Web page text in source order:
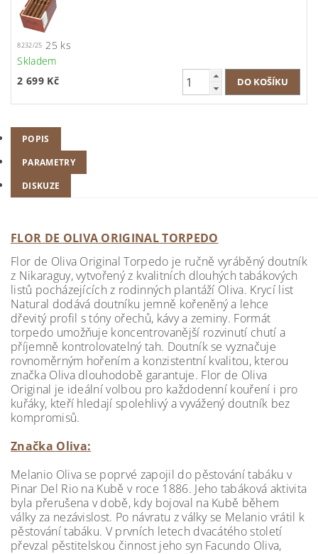
8232/25 25 ks
Skladem
2 699 Kč
POPIS
PARAMETRY
DISKUZE
FLOR DE OLIVA ORIGINAL TORPEDO
Flor de Oliva Original Torpedo je ručně vyráběný doutník
z Nikaraguy, vytvořený z kvalitních dlouhých tabákových
listů pocházejících z rodinných plantáží Oliva. Krycí list
Natural dodává doutníku jemně kořeněný a lehce
dřevitý profil s tóny ořechů, kávy a zeminy. Formát
torpedo umožňuje koncentrovanější rozvinutí chutí a
příjemně kontrolovatelný tah. Doutník se vyznačuje
rovnoměrným hořením a konzistentní kvalitou, kterou
značka Oliva dlouhodobě garantuje. Flor de Oliva
Original je ideální volbou pro každodenní kouření i pro
kuřáky, kteří hledají spolehlivý a vyvážený doutník bez
kompromisů.
Značka Oliva:
Melanio Oliva se poprvé zapojil do pěstování tabáku v
Pinar Del Rio na Kubě v roce 1886. Jeho tabáková aktivita
byla přerušena v době, kdy bojoval na Kubě během
války za nezávislost. Po návratu z války se Melanio vrátil k
pěstování tabáku. V prvních letech dvacátého století
převzal pěstitelskou činnost jeho syn Facundo Oliva,